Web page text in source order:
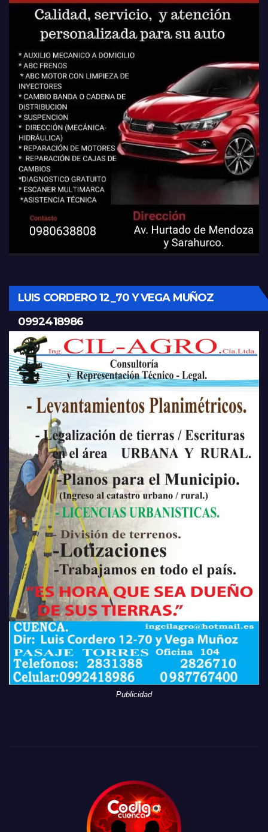
LUIS CORDERO 12_70 Y VEGA MUÑOZ
0992418986
Publicidad